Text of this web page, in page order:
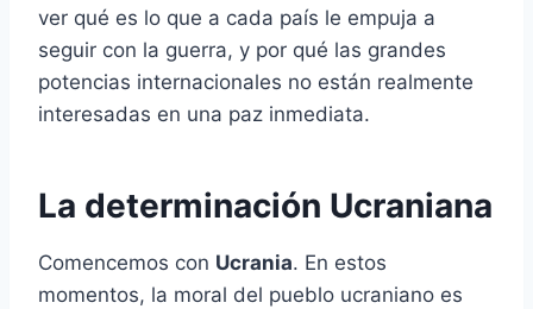
ver qué es lo que a cada país le empuja a
seguir con la guerra, y por qué las grandes
potencias internacionales no están realmente
interesadas en una paz inmediata.
La determinación Ucraniana
Comencemos con Ucrania. En estos
momentos, la moral del pueblo ucraniano es